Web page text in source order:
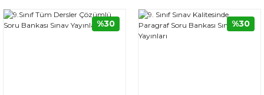
%30 %30